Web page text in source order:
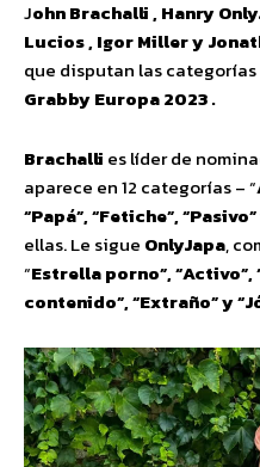
John Brachalli , Hanry
Lucios , Igor Miller y
que disputan las
Grabby Europa 2023 .
Brachalli es líder de
aparece en 12 categorías – “
“Papá”, “Fetiche”,
ellas. Le sigue OnlyJapa,
“Estrella porno”, “Activo”,
contenido”, “Extraño” y